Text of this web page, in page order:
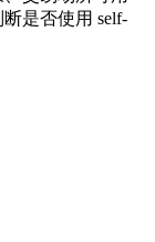
是否使用 self-